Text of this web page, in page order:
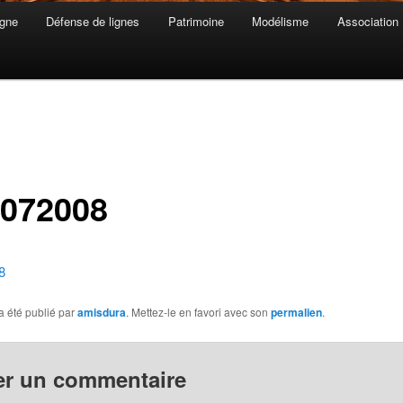
Défense de lignes Patrimoine Modélisme Association
été publié paramisdura. Mettez-le en favori avec son permalien.
un commentaire